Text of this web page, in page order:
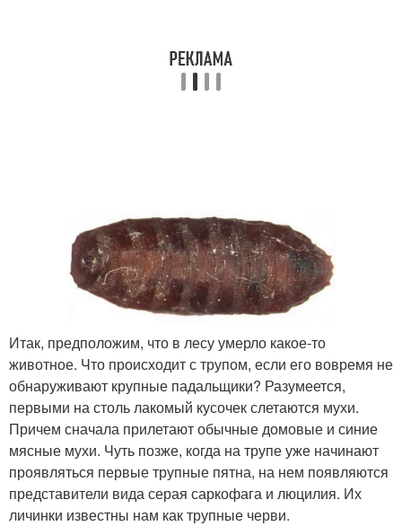
Итак, предположим, что в лесу умерло какое-то
животное. Что происходит с трупом, если его вовремя не
обнаруживают крупные падальщики? Разумеется,
первыми на столь лакомый кусочек слетаются мухи.
Причем сначала прилетают обычные домовые и синие
мясные мухи. Чуть позже, когда на трупе уже начинают
проявляться первые трупные пятна, на нем появляются
представители вида серая саркофага и люцилия. Их
личинки известны нам как трупные черви.